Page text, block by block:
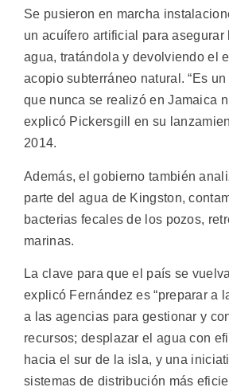
Se pusieron en marcha
un acuífero artificial para asegurar
agua, tratándola y devolviendo el
acopio subterráneo natural. “Es
que nunca se realizó en Jamaica
explicó Pickersgill en su
2014.
Además, el gobierno también
parte del agua de Kingston,
bacterias fecales de los pozos,
marinas.
La clave para que el país se
explicó Fernández es “preparar a
a las agencias para gestionar y
recursos; desplazar el agua con
hacia el sur de la isla, y una
sistemas de distribución más